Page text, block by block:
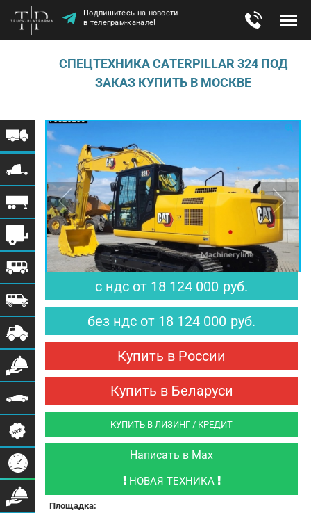
Подпишитесь на новости
в телеграм-канале!
СПЕЦТЕХНИКА САTЕRРILLАR 324 ПОД
ЗАКАЗ КУПИТЬ В МОСКВЕ
$ 223 753 € 192 809
с ндс от 18 124 000 руб.
без ндс от 18 124 000 руб.
Купить в России
Купить в Беларуси
КУПИТЬ В ЛИЗИНГ / КРЕДИТ
Написать в Max
НОВАЯ ТЕХНИКА
Площадка: